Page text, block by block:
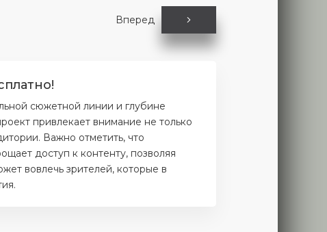
Вперед
сюжетной линии и глубине
привлекает внимание не только
Важно отметить, что
доступ к контенту, позволяя
вовлечь зрителей, которые в